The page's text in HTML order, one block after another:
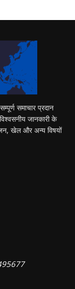
समाचार प्रदान
जानकारी के
खेल और अन्य विषयों